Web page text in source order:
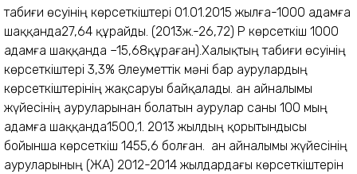
табиғи өсуінің көрсеткіштері 01.01.2015 жылға-1000 адамға
шаққанда27,64 құрайды. (2013ж.-26,72) ҚР көрсеткіш 1000
адамға шаққанда –15,68құраған).Халықтың табиғи өсуінің
көрсеткіштері 3,3% Әлеуметтiк мәнi бар аурулардың
көрсеткiштерiнiң жақсаруы байқалады. Қан айналымы
жүйесінің ауруларынан болатын аурулар саны 100 мың
адамға шаққанда1500,1. 2013 жылдың қорытындысы
бойынша көрсеткіш 1455,6 болған. Қан айналымы жүйесінің
ауруларының (ҚЖА) 2012-2014 жылдардағы көрсеткіштерін